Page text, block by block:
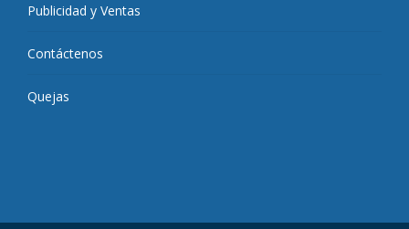
Publicidad y Ventas
Contáctenos
Quejas